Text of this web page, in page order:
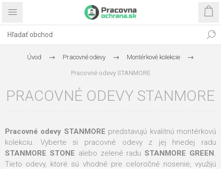
Úvod Pracovné odevy Montérkové kolekcie
Pracovné odevy STANMORE
PRACOVNÉ ODEVY STANMORE
Pracovné odevy STANMORE predstavujú kvalitnú montérkovú
kolekciu. Vyberte si pracovné odevy z jej hnedej radu
STANMORE STONE alebo zelené raduSTANMORE GREEN.
Tieto odevy, ktoré sú vhodné pre celoročné nosenie, využijú